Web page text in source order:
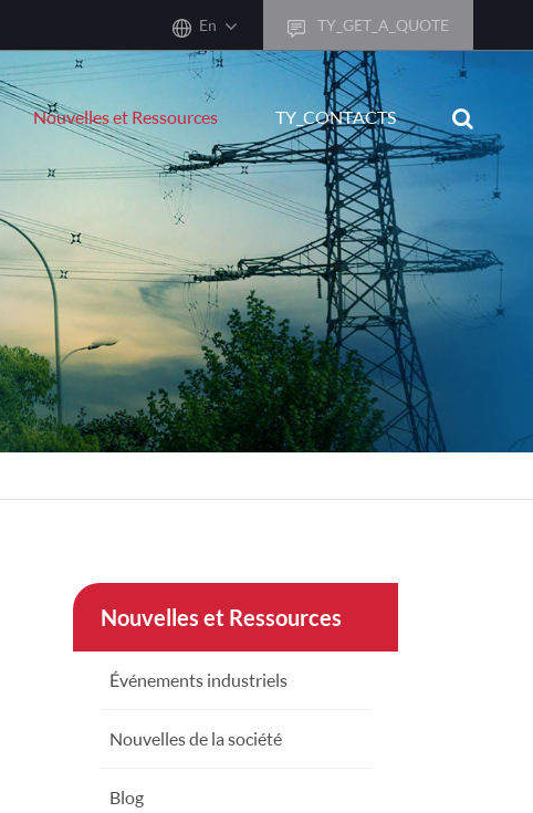
En
English
한국어
français
Deutsch
Español
русский
português
TY_GET_A_QUOTE
Nouvelles et Ressources TY_CONTACTS
Nouvelles et Ressources
Événements industriels
Nouvelles de la société
Blog